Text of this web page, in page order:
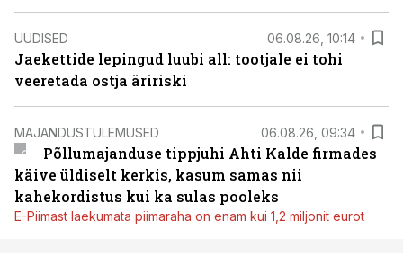
UUDISED 06.08.26, 10:14
Jaekettide lepingud luubi all: tootjale ei tohi
veeretada ostja äririski
MAJANDUSTULEMUSED 06.08.26, 09:34
Põllumajanduse tippjuhi Ahti Kalde firmades
käive üldiselt kerkis, kasum samas nii
kahekordistus kui ka sulas pooleks
E-Piimast laekumata piimaraha on enam kui 1,2 miljonit eurot